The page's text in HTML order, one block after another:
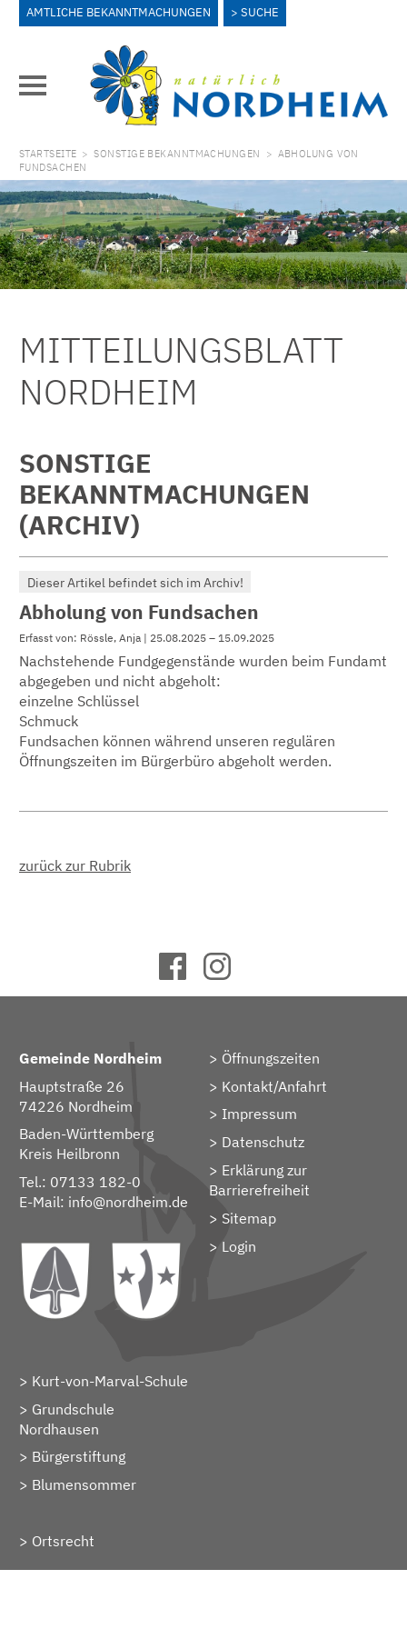
AMTLICHE BEKANNTMACHUNGEN SUCHE
STARTSEITE > SONSTIGE BEKANNTMACHUNGEN > ABHOLUNG VON
FUNDSACHEN
MITTEILUNGSBLATT
NORDHEIM
SONSTIGE
BEKANNTMACHUNGEN
(ARCHIV)
Dieser Artikel befindet sich im Archiv!
Abholung von Fundsachen
Erfasst von: Rössle, Anja | 25.08.2025 – 15.09.2025
Nachstehende Fundgegenstände wurden beim Fundamt
abgegeben und nicht abgeholt:
einzelne Schlüssel
Schmuck
Fundsachen können während unseren regulären
Öffnungszeiten im Bürgerbüro abgeholt werden.
zurück zur Rubrik
Gemeinde Nordheim
Hauptstraße 26
74226 Nordheim
Baden-Württemberg
Kreis Heilbronn
Tel.: 07133 182-0
E-Mail: info@nordheim.de
Öffnungszeiten
Kontakt/Anfahrt
Impressum
Datenschutz
Erklärung zur
Barrierefreiheit
Sitemap
> Login
Kurt-von-Marval-Schule
Grundschule
Nordhausen
Bürgerstiftung
Blumensommer
Ortsrecht